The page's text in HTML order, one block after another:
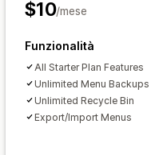
$10/mese
Funzionalità
All Starter Plan Features
Unlimited Menu Backups
Unlimited Recycle Bin
Export/Import Menus